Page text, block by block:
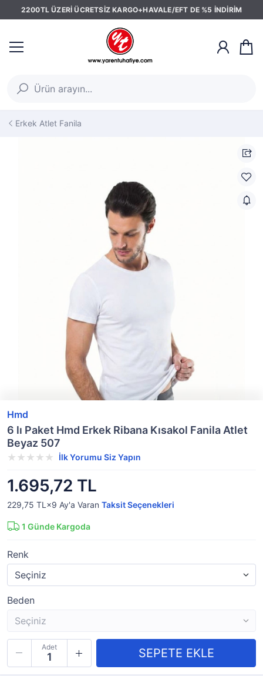
2200TL ÜZERİ ÜCRETSİZ KARGO+HAVALE/EFT DE %5 İNDİRİM
Erkek Atlet Fanila
Hmd
6 lı Paket Hmd Erkek Ribana Kısakol Fanila Atlet
Beyaz 507
İlk Yorumu Siz Yapın
1.695,72 TL
229,75 TL×9 Ay'a Varan Taksit Seçenekleri
1 Günde Kargoda
Renk
Beden
Adet